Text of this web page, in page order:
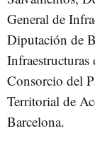
General de
Diputación de
Consorcio del
Territorial de
Barcelona.